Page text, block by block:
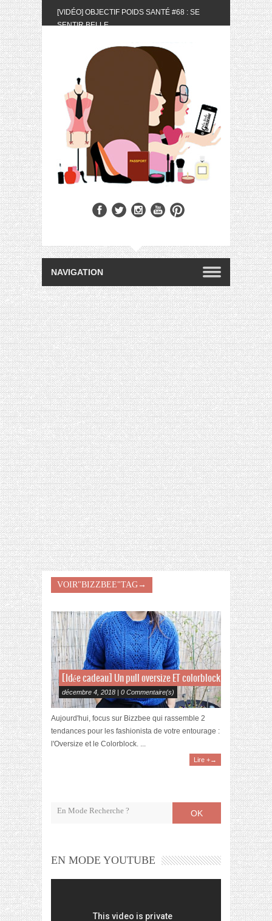
[VIDÉO] OBJECTIF POIDS SANTÉ #68 : SE
SENTIR BELLE
MOIS DE MAI 2024
[VIDÉO] UNBOXING : LES MY LITTLE &
BIOTYFULL BOX DU MOIS DE MAI 2024 FEAT.
AKILA
[VIDÉO] LA SÉLECTION DU MOIS #AVRIL2024
[VIDÉO] QUITOQUE #10 : MEAL PREP &
CONVIVIALITÉ
[VIDÉO] UNBOXING : LES MY LITTLE &
BIOTYFULL BOX DU MOIS D’AVRIL 2024
FEAT. AKILA
[VIDÉO] OBJECTIF POIDS SANTÉ #67 : L’AVIS
[VIDÉO] UNBOXING : LES MY LITTLE &
[VIDÉO] LA SÉLECTION DU MOIS
#JANVIER2024
RECETTES RISOTTO
VOIR"BIZZBEE"TAG→
[Idée cadeau] Un pull oversize ET colorblock
décembre 4, 2018 | 0 Commentaire(s)
Aujourd'hui, focus sur Bizzbee qui rassemble 2
tendances pour les fashionista de votre entourage :
l'Oversize et le Colorblock. ...
Lire +→
OK
EN MODE YOUTUBE